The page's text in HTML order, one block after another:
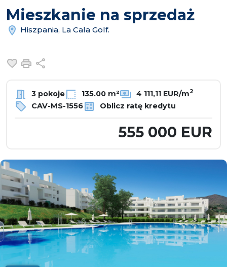
Mieszkanie na sprzedaż
Hiszpania, La Cala Golf.
Dodaj do ulubionych
Drukuj
3 pokoje 135.00 m² 4 111,11 EUR/m2
CAV-MS-1556 Oblicz ratę kredytu
555 000 EUR